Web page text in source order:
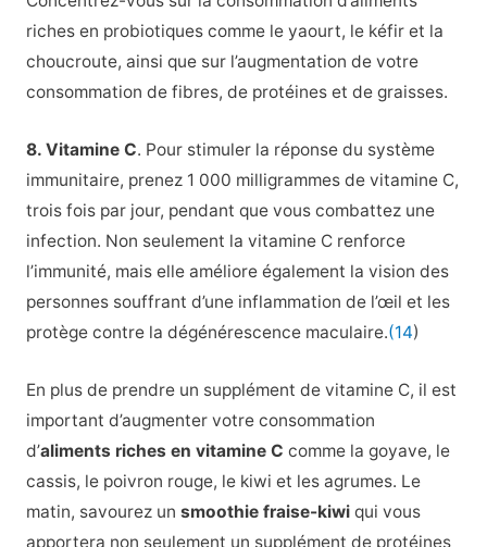
riches en probiotiques comme le yaourt, le kéfir et la
choucroute, ainsi que sur l’augmentation de votre
consommation de fibres, de protéines et de graisses.
8. Vitamine C. Pour stimuler la réponse du système
immunitaire, prenez 1 000 milligrammes de vitamine C,
trois fois par jour, pendant que vous combattez une
infection. Non seulement la vitamine C renforce
l’immunité, mais elle améliore également la vision des
personnes souffrant d’une inflammation de l’œil et les
protège contre la dégénérescence maculaire.(14)
En plus de prendre un supplément de vitamine C, il est
important d’augmenter votre consommation
d’aliments riches en vitamine C comme la goyave, le
cassis, le poivron rouge, le kiwi et les agrumes. Le
matin, savourez un smoothie fraise-kiwiqui vous
apportera non seulement un supplément de protéines